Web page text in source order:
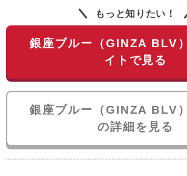
もっと知りたい！
銀座ブルー（GINZA BLV
イトで見る
銀座ブルー（GINZA BLV
の詳細を見る